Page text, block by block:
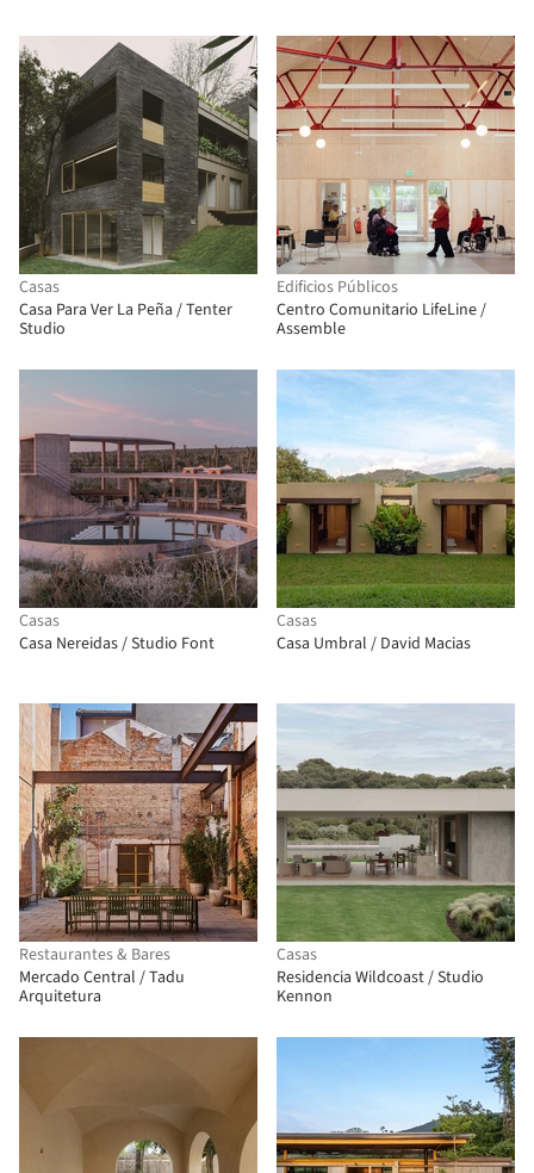
Casas
Casa Para Ver La Peña / Tenter
Studio
Edificios Públicos
Centro Comunitario LifeLine /
Assemble
Casas
Casa Nereidas / Studio Font
Casas
Casa Umbral / David Macias
Restaurantes & Bares
Mercado Central / Tadu
Arquitetura
Casas
Residencia Wildcoast / Studio
Kennon